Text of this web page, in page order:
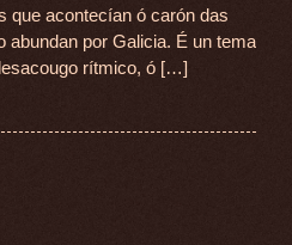
que acontecían ó carón das
abundan por Galicia. É un tema
rítmico, ó […]